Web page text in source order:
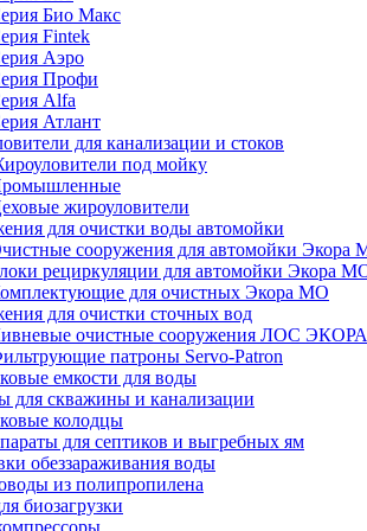
Био Макс
Fintek
Аэро
Профи
Alfa
Атлант
для канализации и стоков
под мойку
жироуловители
для очистки воды автомойки
сооружения для автомойки Экора
рециркуляции для автомойки Экора
для очистных Экора МО
для очистки сточных вод
очистные сооружения ЛОС ЭКОРА
патроны Servo-Patron
емкости для воды
для скважины и канализации
колодцы
для септиков и выгребных ям
обеззараживания воды
из полипропилена
биозагрузки